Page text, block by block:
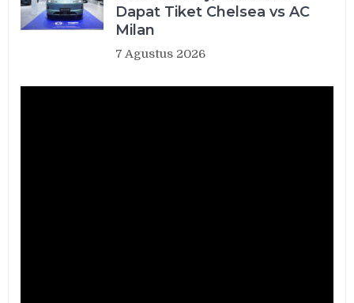
Dapat Tiket Chelsea vs AC
Milan
7 Agustus 2026